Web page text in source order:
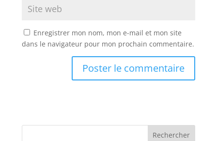
Enregistrer mon nom, mon e-mail et mon site
dans le navigateur pour mon prochain commentaire.